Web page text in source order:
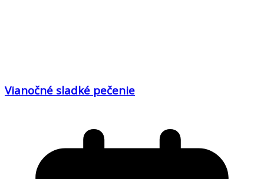
Vianočné sladké pečenie